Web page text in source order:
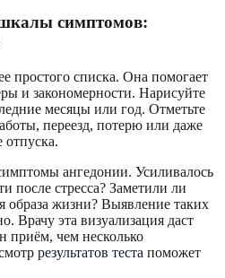
симптомов:
простого списка. Она помогает
и закономерности. Нарисуйте
месяцы или год. Отметьте
переезд, потерю или даже
ангедонии. Усиливалось
после стресса? Заметили ли
образа жизни? Выявление таких
Врачу эта визуализация даст
приём, чем несколько
результатов теста поможет